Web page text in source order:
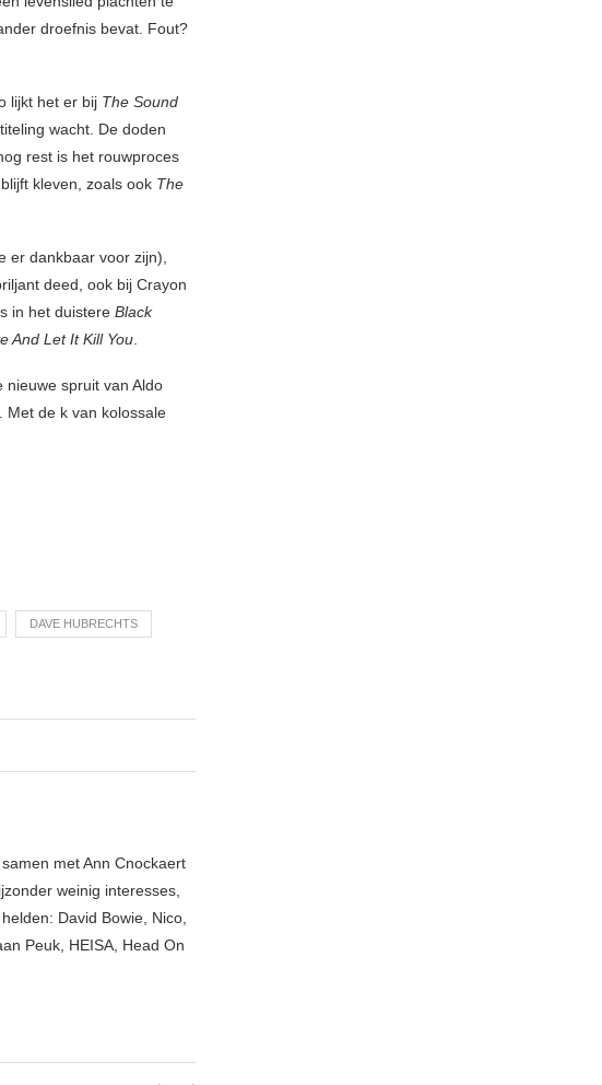
droefnis bevat. Fout?
lijkt het er bij The Sound
wacht. De doden
rest is het rouwproces
kleven, zoals ook The
er dankbaar voor zijn),
deed, ook bij Crayon
in het duistere Black
And Let It Kill You.
nieuwe spruit van Aldo
Met de k van kolossale
DAVE HUBRECHTS
met Ann Cnockaert
weinig interesses,
David Bowie, Nico,
Peuk, HEISA, Head On